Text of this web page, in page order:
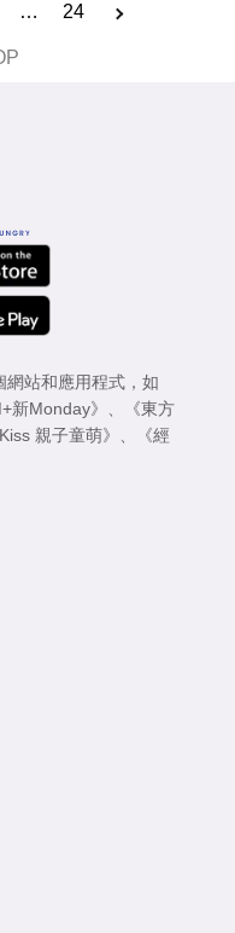
… 24
網站和應用程式，如
新Monday》 、
《東方
親子童萌》 、
《經